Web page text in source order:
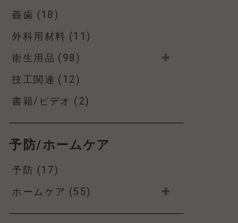
義歯 (18)
外科用材料 (11)
衛生用品 (98)
技工関連 (12)
書籍/ビデオ (2)
予防/ホームケア
予防 (17)
ホームケア (55)